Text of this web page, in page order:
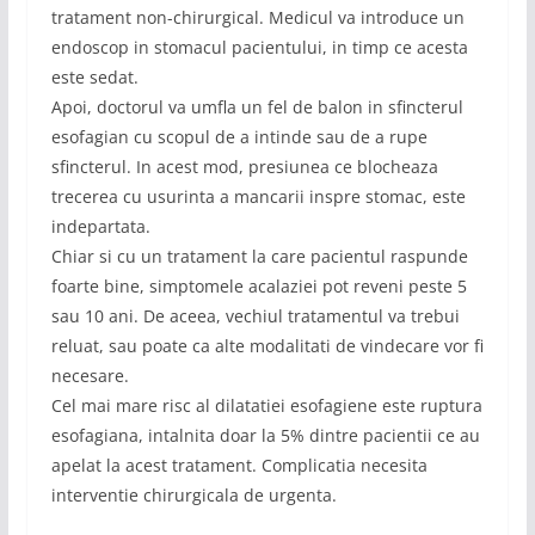
tratament non-chirurgical. Medicul va introduce un
endoscop in stomacul pacientului, in timp ce acesta
este sedat.
Apoi, doctorul va umfla un fel de balon in sfincterul
esofagian cu scopul de a intinde sau de a rupe
sfincterul. In acest mod, presiunea ce blocheaza
trecerea cu usurinta a mancarii inspre stomac, este
indepartata.
Chiar si cu un tratament la care pacientul raspunde
foarte bine, simptomele acalaziei pot reveni peste 5
sau 10 ani. De aceea, vechiul tratamentul va trebui
reluat, sau poate ca alte modalitati de vindecare vor fi
necesare.
Cel mai mare risc al dilatatiei esofagiene este ruptura
esofagiana, intalnita doar la 5% dintre pacientii ce au
apelat la acest tratament. Complicatia necesita
interventie chirurgicala de urgenta.